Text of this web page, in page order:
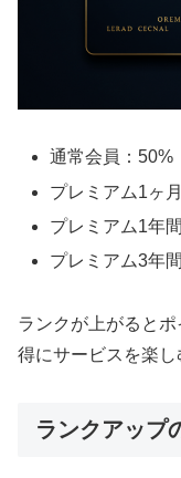
通常会員：50%
プレミアム1ヶ
プレミアム1年
プレミアム3年
ランクが上がると
得にサービスを楽し
ランクアップ